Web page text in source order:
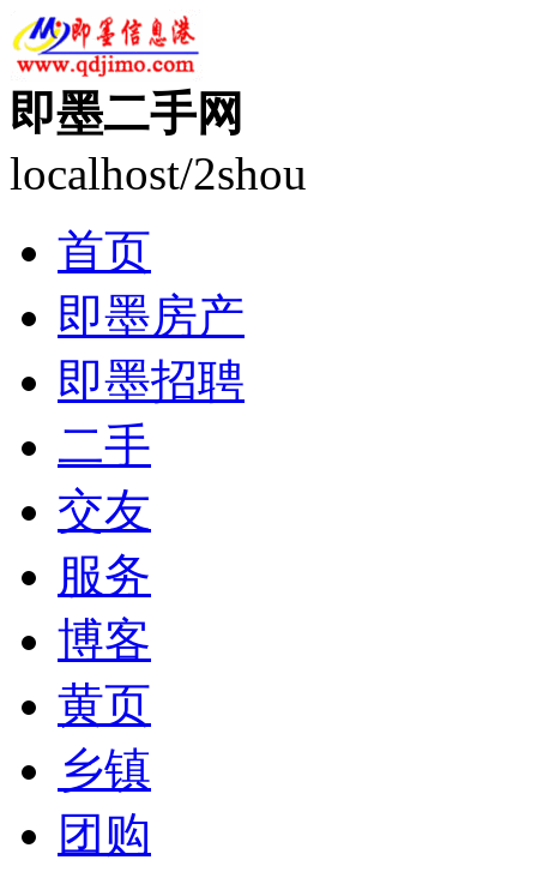
即墨二手网
localhost/2shou
首页
即墨房产
即墨招聘
二手
交友
服务
博客
黄页
乡镇
团购